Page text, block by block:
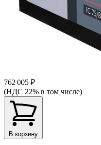
762 005 ₽
(НДС 22% в том числе)
В корзину